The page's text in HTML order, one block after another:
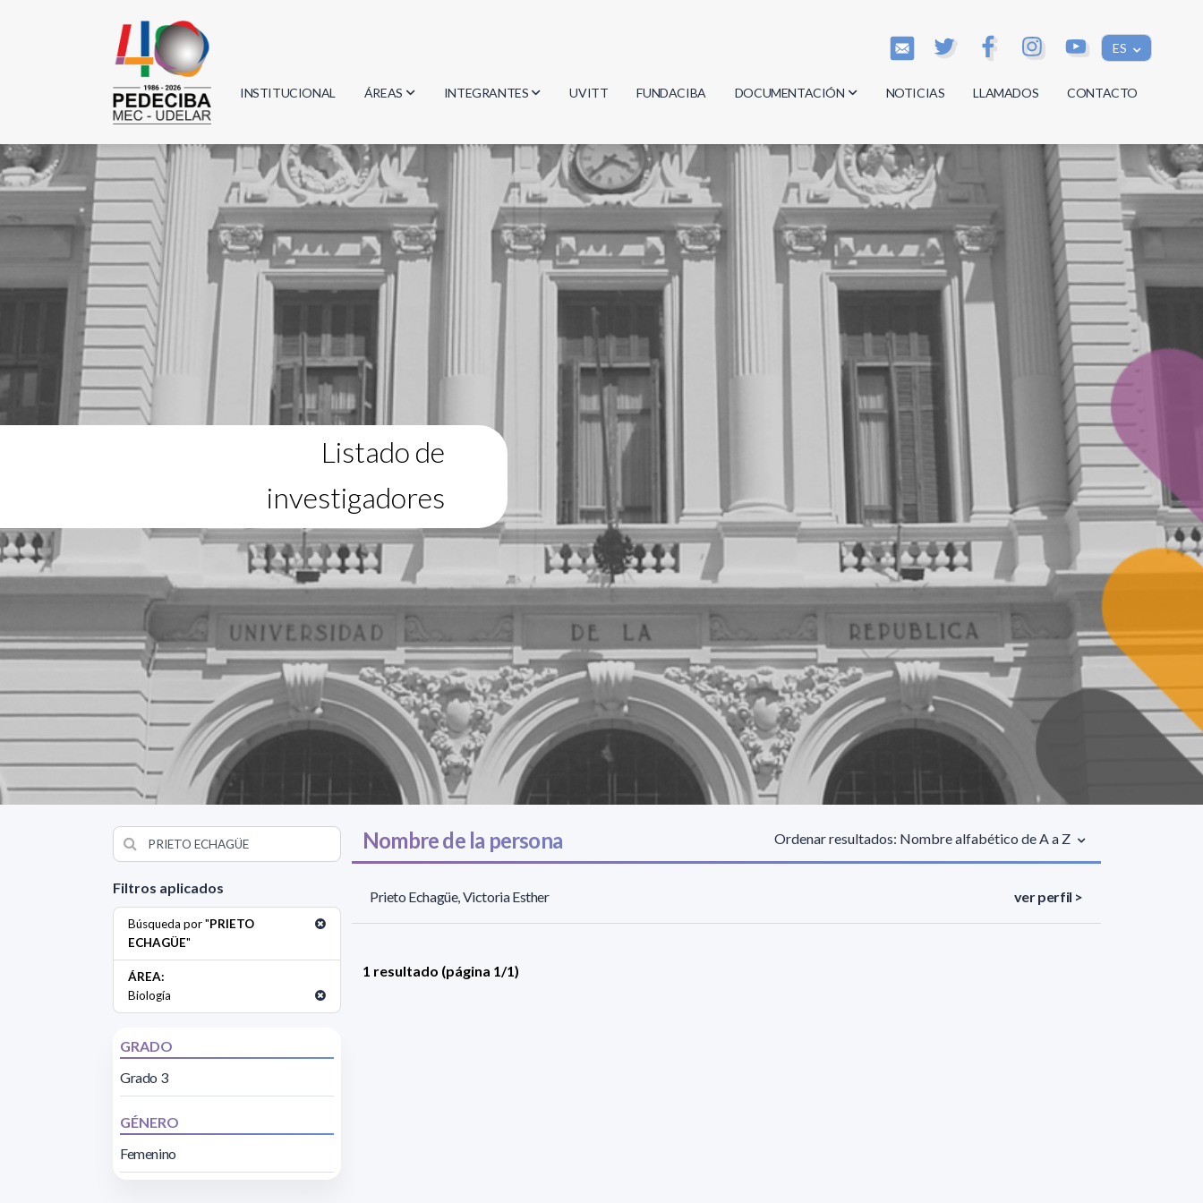
ES
INSTITUCIONAL ÁREAS
Biología
Física
Geociencias
Informática
Matemática
INTEGRANTES
Investigadores
Estudiantes
Egresados
UVITT FUNDACIBA DOCUMENTACIÓN
Actas
Reglamentos
Documentos
NOTICIAS LLAMADOS CONTACTO
Listado de
investigadores
Filtros aplicados
Búsqueda por "PRIETO
ECHAGÜE"
ÁREA:
Biología
GRADO
Grado 3
GÉNERO
Femenino
Nombre de la persona Ordenar resultados: Nombre alfabético de A a Z
Prieto Echagüe, Victoria Esther ver perfil >
1 resultado (página 1/1)